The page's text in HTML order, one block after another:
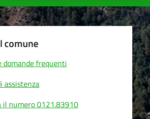
comune
domande frequenti
assistenza
il numero 0121.83910